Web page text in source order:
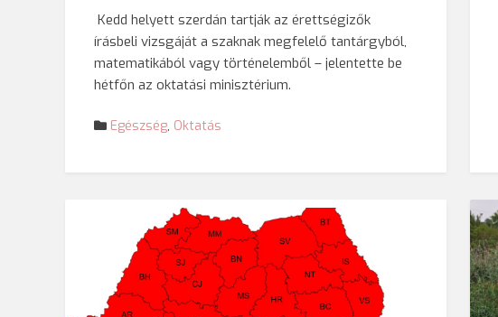
Kedd helyett szerdán tartják az érettségizők
írásbeli vizsgáját a szaknak megfelelő tantárgyból,
matematikából vagy történelemből – jelentette be
hétfőn az oktatási minisztérium.
Egészség, Oktatás